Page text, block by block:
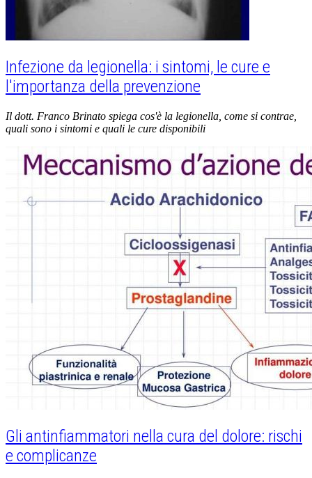
Infezione da legionella: i sintomi, le cure e
l'importanza della prevenzione
Il dott. Franco Brinato spiega cos'è la legionella, come si contrae,
quali sono i sintomi e quali le cure disponibili
Gli antinfiammatori nella cura del dolore: rischi
e complicanze